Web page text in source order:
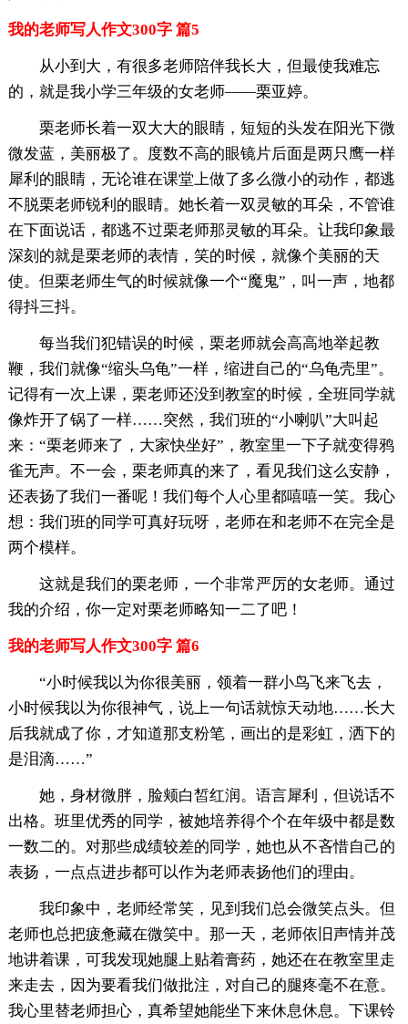
我的老师写人作文300字 篇5
从小到大，有很多老师陪伴我长大，但最使我难忘
的，就是我小学三年级的女老师——栗亚婷。
栗老师长着一双大大的眼睛，短短的头发在阳光下微
微发蓝，美丽极了。度数不高的眼镜片后面是两只鹰一样
犀利的眼睛，无论谁在课堂上做了多么微小的动作，都逃
不脱栗老师锐利的眼睛。她长着一双灵敏的耳朵，不管谁
在下面说话，都逃不过栗老师那灵敏的耳朵。让我印象最
深刻的就是栗老师的表情，笑的时候，就像个美丽的天
使。但栗老师生气的时候就像一个“魔鬼”，叫一声，地都
得抖三抖。
每当我们犯错误的时候，栗老师就会高高地举起教
鞭，我们就像“缩头乌龟”一样，缩进自己的“乌龟壳里”。
记得有一次上课，栗老师还没到教室的时候，全班同学就
像炸开了锅了一样……突然，我们班的“小喇叭”大叫起
来：“栗老师来了，大家快坐好”，教室里一下子就变得鸦
雀无声。不一会，栗老师真的来了，看见我们这么安静，
还表扬了我们一番呢！我们每个人心里都嘻嘻一笑。我心
想：我们班的同学可真好玩呀，老师在和老师不在完全是
两个模样。
这就是我们的栗老师，一个非常严厉的女老师。通过
我的介绍，你一定对栗老师略知一二了吧！
我的老师写人作文300字 篇6
“小时候我以为你很美丽，领着一群小鸟飞来飞去，
小时候我以为你很神气，说上一句话就惊天动地……长大
后我就成了你，才知道那支粉笔，画出的是彩虹，洒下的
是泪滴……”
她，身材微胖，脸颊白皙红润。语言犀利，但说话不
出格。班里优秀的同学，被她培养得个个在年级中都是数
一数二的。对那些成绩较差的同学，她也从不吝惜自己的
表扬，一点点进步都可以作为老师表扬他们的理由。
我印象中，老师经常笑，见到我们总会微笑点头。但
老师也总把疲惫藏在微笑中。那一天，老师依旧声情并茂
地讲着课，可我发现她腿上贴着膏药，她还在在教室里走
来走去，因为要看我们做批注，对自己的腿疼毫不在意。
我心里替老师担心，真希望她能坐下来休息休息。下课铃